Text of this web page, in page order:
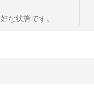
な状態です。